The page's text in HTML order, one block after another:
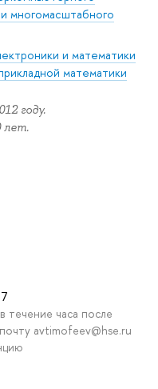
многомасштабного
и математики
математики
году.
лет.
течение часа после
avtimofeev@hse.ru